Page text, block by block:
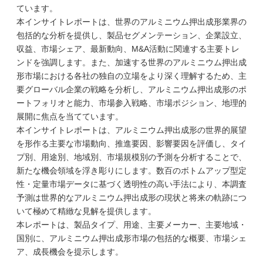
ています。
本インサイトレポートは、世界のアルミニウム押出成形業界の
包括的な分析を提供し、製品セグメンテーション、企業設立、
収益、市場シェア、最新動向、M&A活動に関連する主要トレ
ンドを強調します。また、加速する世界のアルミニウム押出成
形市場における各社の独自の立場をより深く理解するため、主
要グローバル企業の戦略を分析し、アルミニウム押出成形のポ
ートフォリオと能力、市場参入戦略、市場ポジション、地理的
展開に焦点を当てています。
本インサイトレポートは、アルミニウム押出成形の世界的展望
を形作る主要な市場動向、推進要因、影響要因を評価し、タイ
プ別、用途別、地域別、市場規模別の予測を分析することで、
新たな機会領域を浮き彫りにします。数百のボトムアップ型定
性・定量市場データに基づく透明性の高い手法により、本調査
予測は世界的なアルミニウム押出成形の現状と将来の軌跡につ
いて極めて精緻な見解を提供します。
本レポートは、製品タイプ、用途、主要メーカー、主要地域・
国別に、アルミニウム押出成形市場の包括的な概要、市場シェ
ア、成長機会を提示します。